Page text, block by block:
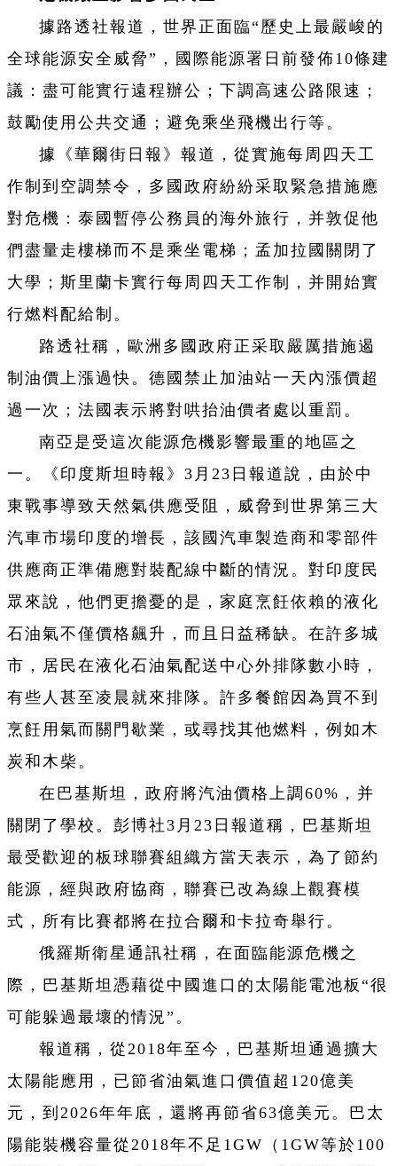
據路透社報道，世界正面臨“歷史上最嚴峻的
全球能源安全威脅”，國際能源署日前發佈10條建
議：盡可能實行遠程辦公；下調高速公路限速；
鼓勵使用公共交通；避免乘坐飛機出行等。
據《華爾街日報》報道，從實施每周四天工
作制到空調禁令，多國政府紛紛采取緊急措施應
對危機：泰國暫停公務員的海外旅行，并敦促他
們盡量走樓梯而不是乘坐電梯；孟加拉國關閉了
大學；斯里蘭卡實行每周四天工作制，并開始實
行燃料配給制。
路透社稱，歐洲多國政府正采取嚴厲措施遏
制油價上漲過快。德國禁止加油站一天內漲價超
過一次；法國表示將對哄抬油價者處以重罰。
南亞是受這次能源危機影響最重的地區之
一。《印度斯坦時報》3月23日報道說，由於中
東戰事導致天然氣供應受阻，威脅到世界第三大
汽車市場印度的增長，該國汽車製造商和零部件
供應商正準備應對裝配線中斷的情況。對印度民
眾來說，他們更擔憂的是，家庭烹飪依賴的液化
石油氣不僅價格飆升，而且日益稀缺。在許多城
市，居民在液化石油氣配送中心外排隊數小時，
有些人甚至凌晨就來排隊。許多餐館因為買不到
烹飪用氣而關門歇業，或尋找其他燃料，例如木
炭和木柴。
在巴基斯坦，政府將汽油價格上調60%，并
關閉了學校。彭博社3月23日報道稱，巴基斯坦
最受歡迎的板球聯賽組織方當天表示，為了節約
能源，經與政府協商，聯賽已改為線上觀賽模
式，所有比賽都將在拉合爾和卡拉奇舉行。
俄羅斯衛星通訊社稱，在面臨能源危機之
際，巴基斯坦憑藉從中國進口的太陽能電池板“很
可能躲過最壞的情況”。
報道稱，從2018年至今，巴基斯坦通過擴大
太陽能應用，已節省油氣進口價值超120億美
元，到2026年年底，還將再節省63億美元。巴太
陽能裝機容量從2018年不足1GW（1GW等於100